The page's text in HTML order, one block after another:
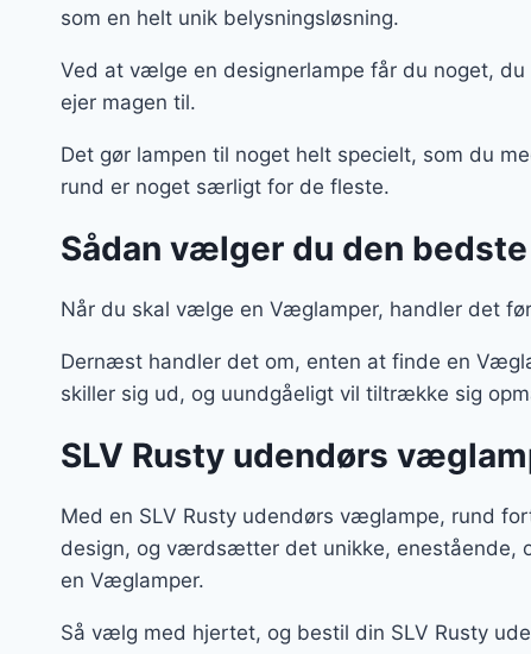
som en helt unik belysningsløsning.
Ved at vælge en designerlampe får du noget,
ejer magen til.
Det gør lampen til noget helt specielt, som du
rund er noget særligt for de fleste.
Sådan vælger du den
Når du skal vælge en Væglamper, handler det
Dernæst handler det om, enten at finde en
skiller sig ud, og uundgåeligt vil tiltrække sig
SLV Rusty udendørs
Med en SLV Rusty udendørs væglampe, rund
design, og værdsætter det unikke, enestående,
en Væglamper.
Så vælg med hjertet, og bestil din SLV Rusty